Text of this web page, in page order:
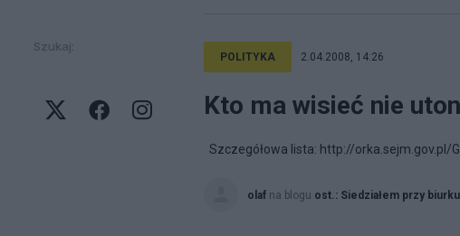
Szukaj:
POLITYKA 2.04.2008, 14:26
Kto ma wisieć nie
Szczegółowa lista: http://
olaf na blogu ost.: Siedziałem przy